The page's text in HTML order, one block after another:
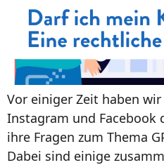
Vor einiger Zeit haben
Instagram und Facebook
ihre Fragen zum Thema
Dabei sind einige